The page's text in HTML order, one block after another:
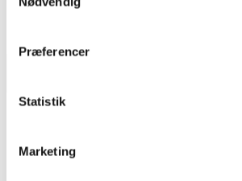
Præferencer
Statistik
Marketing